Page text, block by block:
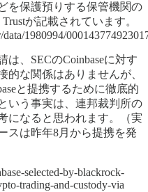
を保護預りする保管機関の
が記載されています。
1980994/
は、SECのCoinbaseに対す
的な関係はありませんが、
と提携するために徹底的
いう事実は、連邦裁判所の
になると思われます。（実
スは昨年8月から提携を発
selected-by-blackrock-
trading-and-custody-via